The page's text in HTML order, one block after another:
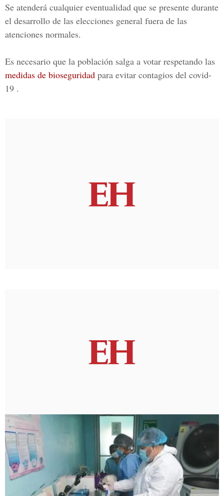
Se atenderá cualquier eventualidad que se presente durante
el desarrollo de las elecciones general fuera de las
atenciones normales.
Es necesario que la población salga a votar respetando las
medidas de bioseguridad para evitar contagios del covid-
19 .